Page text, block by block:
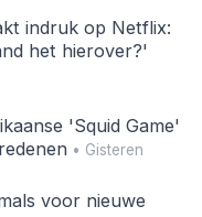
indruk op Netflix:
het hierover?'
'Squid Game'
• Gisteren
voor nieuwe